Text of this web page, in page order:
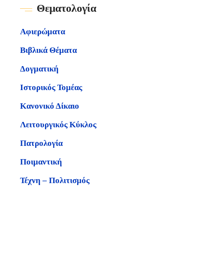
Θεματολογία
Αφιερώματα
Βιβλικά Θέματα
Δογματική
Ιστορικός Τομέας
Κανονικό Δίκαιο
Λειτουργικός Κύκλος
Πατρολογία
Ποιμαντική
Τέχνη – Πολιτισμός